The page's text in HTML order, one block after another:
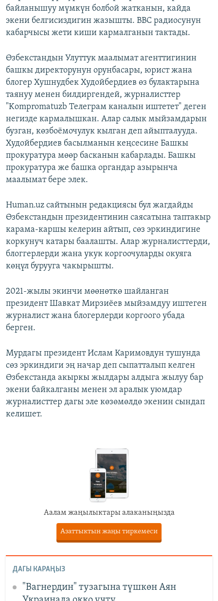
байланышуу мүмкүн болбой жатканын, кайда
экени белгисиздигин жазышты. BBC радиосунун
кабарчысы жети киши кармалганын тактады.
Өзбекстандын Улуттук маалымат агенттигинин
башкы директорунун орунбасары, юрист жана
блогер Хушнудбек Худойбердиев өз булактарына
таянуу менен билдиргендей, журналисттер
"Kompromatuzb Телеграм каналын иштетет" деген
негизде кармалышкан. Алар салык мыйзамдарын
бузган, көзбоёмочулук кылган деп айыпталууда.
Худойбердиев басылманын кеңсесине Башкы
прокуратура мөөр басканын кабарлады. Башкы
прокуратура же башка органдар азырынча
маалымат бере элек.
Human.uz сайтынын редакциясы бул жагдайды
Өзбекстандын президентинин саясатына таптакыр
карама-каршы келерин айтып, сөз эркиндигине
коркунуч катары баалашты. Алар журналисттерди,
блоггерлерди жана укук коргоочуларды окуяга
көңүл бурууга чакырышты.
2021-жылы экинчи мөөнөткө шайланган
президент Шавкат Мирзиёев мыйзамдуу иштеген
журналист жана блогерлерди коргоого убада
берген.
Мурдагы президент Ислам Каримовдун тушунда
сөз эркиндиги эң начар деп сыпатталып келген
Өзбекстанда акыркы жылдары алдыга жылуу бар
экени байкалганы менен эл аралык уюмдар
журналисттер дагы эле көзөмөлдө экенин сындап
келишет.
Аалам жаңылыктары алаканыңызда
Азаттыктын жаңы тиркемеси
ДАГЫ КАРАҢЫЗ
"Вагнердин" тузагына түшкөн Аян